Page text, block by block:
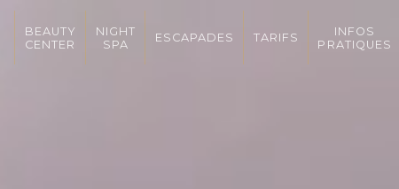
BEAUTY
CENTER
NIGHT
SPA
ESCAPADES TARIFS
INFOS
PRATIQUES